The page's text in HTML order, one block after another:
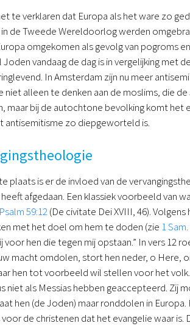
te verklaren dat Europa als het ware zo
de Tweede Wereldoorlog werden
omgekomen als gevolg van pogroms
Joden vandaag de dag is in vergelijking met
In Amsterdam zijn nu meer
niet alleen te denken aan de moslims, die
maar bij de autochtone bevolking komt het
antisemitisme zo diepgeworteld is.
plaats is er de invloed van de
afgedaan. Een klassiek voorbeeld van
Psalm 59:12(De civitate Dei XVIII, 46).
met het doel om hem te doden (zie 1
voor hen die tegen mij opstaan.” In vers 12
macht omdolen, stort hen neder, o Here,
hen tot voorbeeld wil stellen voor het
niet als Messias hebben geaccepteerd. Zij
hen (de Joden) maar ronddolen in
de christenen dat het evangelie waar